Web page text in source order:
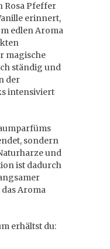
Rosa Pfeffer
erinnert,
edlen Aroma
magische
ständig und
der
intensiviert
sondern
und
ist dadurch
Aroma
erhältst du: